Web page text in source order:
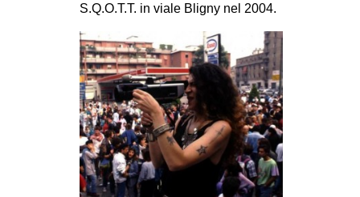
in
Fb
tw
bsky
ms
SEARCH
S.Q.O.T.T. in viale Bligny nel 2004.